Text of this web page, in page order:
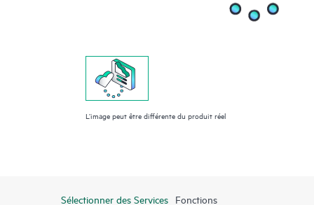
L’image peut être différente du produit réel
Sélectionner des Services Fonctions